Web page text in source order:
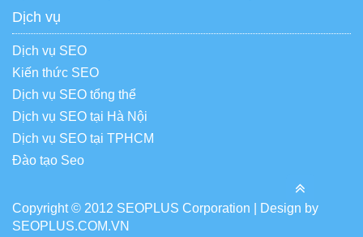
Dịch vụ
Dịch vụ SEO
Kiến thức SEO
Dịch vụ SEO tổng thể
Dịch vụ SEO tại Hà Nội
Dịch vụ SEO tại TPHCM
Đào tạo Seo
Copyright © 2012 SEOPLUS Corporation | Design by
SEOPLUS.COM.VN